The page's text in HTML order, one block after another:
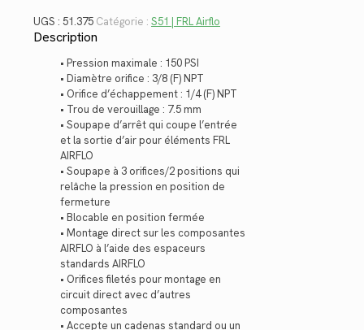
UGS : 51.375 Catégorie : S51 | FRL Airflo
Description
• Pression maximale : 150 PSI
• Diamètre orifice : 3/8 (F) NPT
• Orifice d’échappement : 1/4 (F) NPT
• Trou de verouillage : 7.5 mm
• Soupape d’arrêt qui coupe l’entrée
et la sortie d’air pour éléments FRL
AIRFLO
• Soupape à 3 orifices/2 positions qui
relâche la pression en position de
fermeture
• Blocable en position fermée
• Montage direct sur les composantes
AIRFLO à l’aide des espaceurs
standards AIRFLO
• Orifices filetés pour montage en
circuit direct avec d’autres
composantes
• Accepte un cadenas standard ou un